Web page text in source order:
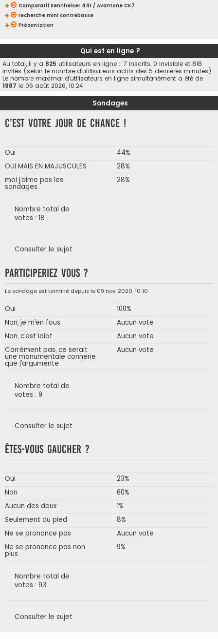
Comparatif Sennheiser 441 / Avantone CK7
recherche mini contrebasse
Présentation
Qui est en ligne ?
Au total, il y a 825 utilisateurs en ligne :: 7 inscrits, 0 invisible et 818
invités (selon le nombre d’utilisateurs actifs des 5 dernières minutes)
Le nombre maximal d’utilisateurs en ligne simultanément a été de
1887 le 06 août 2026, 10:24
Sondages
C’est votre jour de chance !
Oui
44%
OUI MAIS EN MAJUSCULES
28%
moi j’aime pas les
sondages.
28%
Nombre total de
votes : 18
Consulter le sujet
Participeriez vous ?
Le sondage est terminé depuis le 09 nov. 2020, 10:10
Oui
100%
Non, je m’en fous
Aucun vote
Non, c’est idiot
Aucun vote
Carrément pas, ce serait
une monumentale connerie
que j’argumente
Aucun vote
Nombre total de
votes : 9
Consulter le sujet
Êtes-vous gaucher ?
Oui
23%
Non
60%
Aucun des deux
1%
Seulement du pied
8%
Ne se prononce pas
Aucun vote
Ne se prononce pas non
plus
9%
Nombre total de
votes : 93
Consulter le sujet